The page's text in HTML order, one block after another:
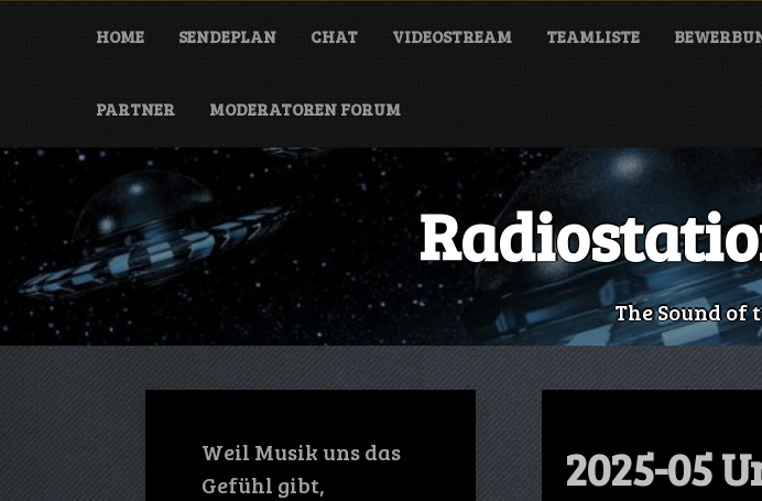
HOME SENDEPLAN CHAT VIDEOSTREAM TEAMLISTE
PARTNER MODERATOREN FORUM
The Sound of
2025-05
Weil Musik uns das
Gefühl gibt,